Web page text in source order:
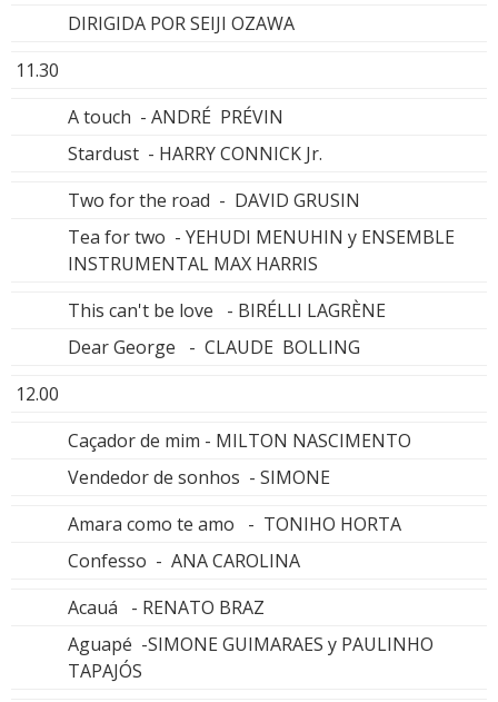
DIRIGIDA POR SEIJI OZAWA
11.30
A touch - ANDRÉ PRÉVIN
Stardust - HARRY CONNICK Jr.
Two for the road - DAVID GRUSIN
Tea for two - YEHUDI MENUHIN y ENSEMBLE
INSTRUMENTAL MAX HARRIS
This can't be love - BIRÉLLI LAGRÈNE
Dear George - CLAUDE BOLLING
12.00
Caçador de mim - MILTON NASCIMENTO
Vendedor de sonhos - SIMONE
Amara como te amo - TONIHO HORTA
Confesso - ANA CAROLINA
Acauá - RENATO BRAZ
Aguapé -SIMONE GUIMARAES y PAULINHO
TAPAJÓS